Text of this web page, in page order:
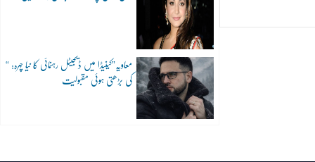
“معاویہ”کینیڈا میں ڈیجیٹل رہنمائی کا نیا چہرہ:
کی بڑھتی ہوئی مقبولیت